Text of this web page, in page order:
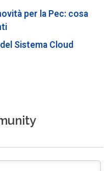
per la Pec: cosa
Sistema Cloud